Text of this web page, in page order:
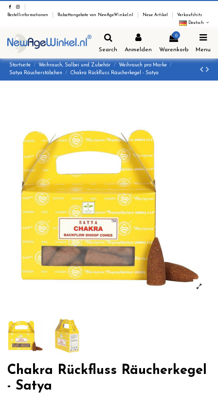
Bestellinformationen Rabattangebote von NewAgeWinkel.nl Neue Artikel
Verkaufshits
Deutsch
Search Anmelden
0
Warenkorb Menu
Startseite Weihrauch, Salbei und Zubehör
Weihrauch pro Marke
Satya Räucherstäbchen
Chakra Rückfluss Räucherkegel - Satya
Chakra Rückfluss Räucherkegel
- Satya